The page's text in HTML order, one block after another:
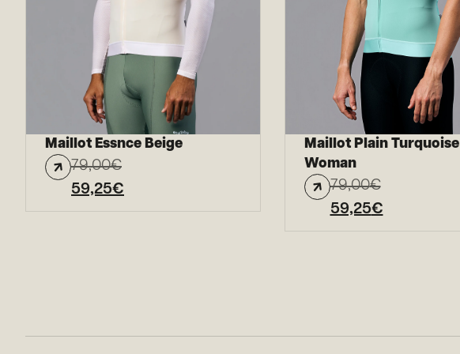
Maillot Essnce Beige
79,00€
59,25€
Maillot Plain Turquoise
Woman
79,00€
59,25€